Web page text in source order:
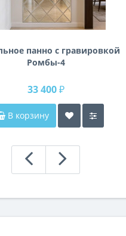
панно с гравировкой
Ромбы-4
33 400 ₽
В корзину